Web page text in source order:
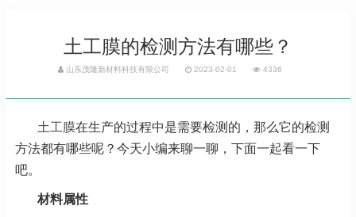
土工膜的检测方法有哪些？
山东茂隆新材料科技有限公司 2023-02-01 4336
土工膜在生产的过程中是需要检测的，那么它的检测
方法都有哪些呢？今天小编来聊一聊，下面一起看一下
吧。
材料属性